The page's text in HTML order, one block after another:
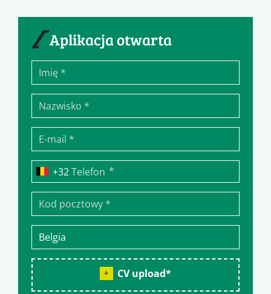
Aplikacja otwarta
Telefon *
CV upload*